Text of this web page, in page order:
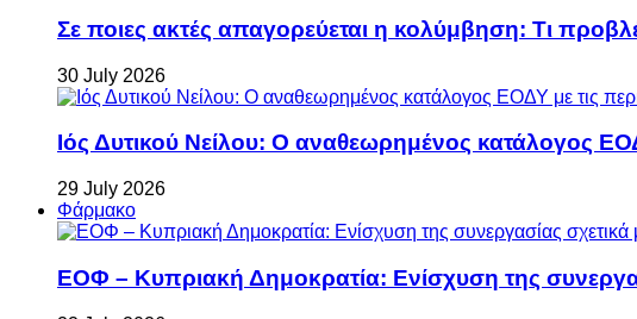
Σε ποιες ακτές απαγορεύεται η κολύμβηση: Τι
30 July 2026
Ιός Δυτικού Νείλου: Ο αναθεωρημένος κατάλογος
29 July 2026
Φάρμακο
ΕΟΦ – Κυπριακή Δημοκρατία: Ενίσχυση της